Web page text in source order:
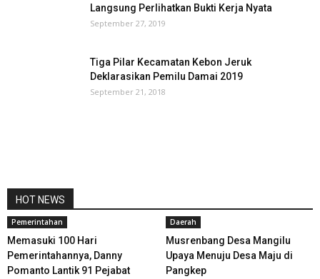
Langsung Perlihatkan Bukti Kerja Nyata
September 27, 2019
Tiga Pilar Kecamatan Kebon Jeruk
Deklarasikan Pemilu Damai 2019
September 21, 2018
HOT NEWS
Pemerintahan
Memasuki 100 Hari
Pemerintahannya, Danny
Pomanto Lantik 91 Pejabat
Daerah
Musrenbang Desa Mangilu
Upaya Menuju Desa Maju di
Pangkep